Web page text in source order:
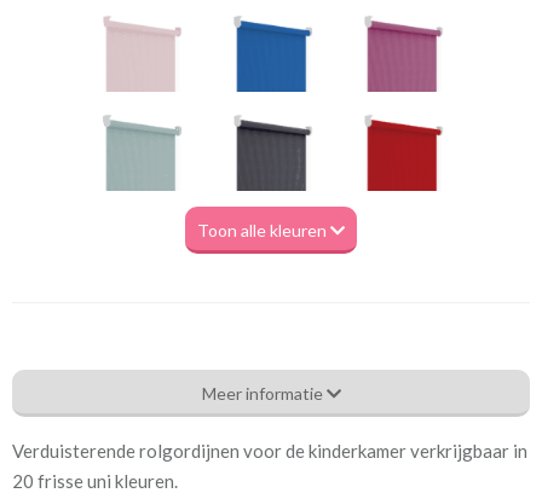
Toon alle kleuren
Ms_ 6260 geel
Eigenschappen gordijnstof
Artikelnummer
Meer informatie
Verduisterende rolgordijnen voor de kinderkamer verkrijgbaar in
20 frisse uni kleuren.